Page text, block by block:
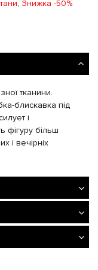
, Знижка -50%
тканини.
блискавка під
і
фігуру більш
і вечірніх